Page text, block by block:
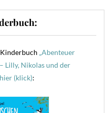
„Abenteuer
Lilly, Nikolas und der
(klick):